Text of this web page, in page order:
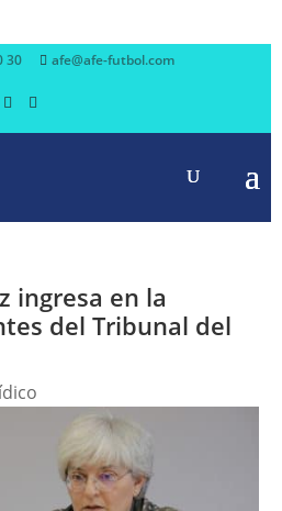
30 afe@afe-futbol.com
ingresa en la
del Tribunal del